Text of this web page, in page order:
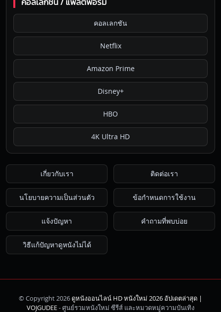
คอลเลกชัน / แพลตฟอร์ม
คอลเลกชัน
Netflix
Amazon Prime
Disney+
HBO
4K Ultra HD
เกี่ยวกับเรา ติดต่อเรา
นโยบายความเป็นส่วนตัว ข้อกำหนดการใช้งาน
แจ้งปัญหา คำถามที่พบบ่อย
วิธีแก้ปัญหาดูหนังไม่ได้
© Copyright 2026ดูหนังออนไลน์ HD หนังใหม่ 2026 อัปเดตล่าสุด |
VOJGUDEE- ศูนย์รวมหนังใหม่ ซีรีส์ และหมวดหมู่ความบันเทิง
ค้นหา